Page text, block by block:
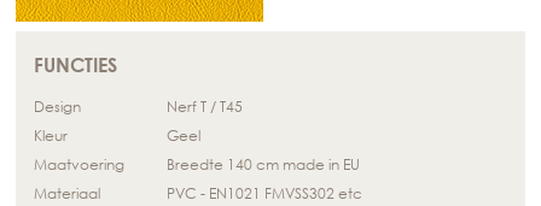
FUNCTIES
Design
Nerf T / T45
Kleur
Geel
Maatvoering
Breedte 140 cm made in EU
Materiaal
PVC - EN1021 FMVSS302 etc